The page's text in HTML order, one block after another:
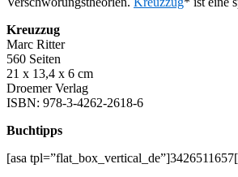
Kreuzzug
Marc Ritter
560 Seiten
21 x 13,4 x 6 cm
Droemer Verlag
ISBN: 978-3-4262-2618-6
Buchtipps
[asa